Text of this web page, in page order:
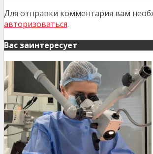
Для отправки комментария вам
авторизоваться.
Вас заинтересует